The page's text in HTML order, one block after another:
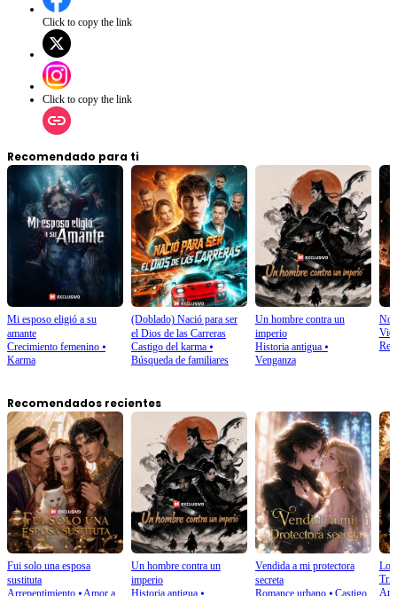
Click to copy the link
Click to copy the link
Recomendado para ti
Mi esposo eligió a su
amante
Crecimiento femenino ⦁
Karma
(Doblado) Nació para ser
el Dios de las Carreras
Castigo del karma⦁
Búsqueda de familiares
Un hombre contra un
imperio
Historia antigua⦁
Venganza
No
Recomendados recientes
Fui solo una esposa
sustituta
Arrepentimiento ⦁Amor a
Un hombre contra un
imperio
Historia antigua⦁
Vendida a mi protectora
secreta
Romance urbano⦁ Castigo
Lo